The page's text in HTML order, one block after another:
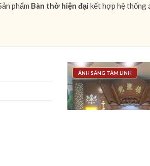
phẩm Bàn thờ hiện đại kết hợp hệ thống
ÁNH SÁNG TÂM LINH